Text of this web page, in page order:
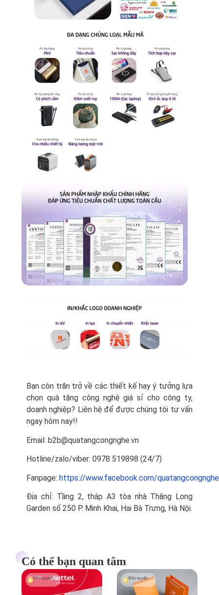
Bạn còn trăn trở về các thiết kế hay ý tưởng lựa
chọn quà tặng công nghệ giá sỉ cho công ty,
doanh nghiệp? Liên hệ để được chúng tôi tư vấn
ngay hôm nay!!
Email: b2b@quatangcongnghe.vn
Hotline/zalo/viber: 0978 519898‬ (24/7)
Fanpage: https://www.facebook.com/
Địa chỉ: Tầng 2, tháp A3 tòa nhà Thăng Long
Garden số 250 P. Minh Khai, Hai Bà Trưng, Hà Nội.
Có thể bạn quan tâm
Độc quyền Độc quyền